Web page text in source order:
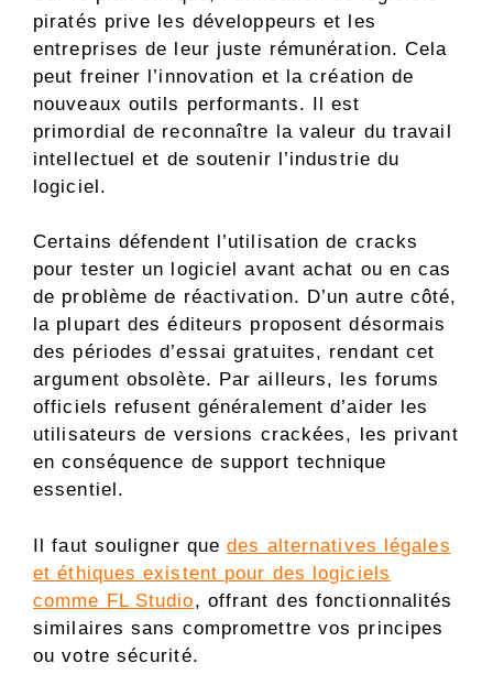
piratés prive les développeurs et les
entreprises de leur juste rémunération. Cela
peut freiner l’innovation et la création de
nouveaux outils performants. Il est
primordial de reconnaître la valeur du travail
intellectuel et de soutenir l’industrie du
logiciel.
Certains défendent l’utilisation de cracks
pour tester un logiciel avant achat ou en cas
de problème de réactivation. D’un autre côté,
la plupart des éditeurs proposent désormais
des périodes d’essai gratuites, rendant cet
argument obsolète. Par ailleurs, les forums
officiels refusent généralement d’aider les
utilisateurs de versions crackées, les privant
en conséquence de support technique
essentiel.
Il faut souligner quedes alternatives légales
et éthiques existent pour des logiciels
comme FL Studio, offrant des fonctionnalités
similaires sans compromettre vos principes
ou votre sécurité.